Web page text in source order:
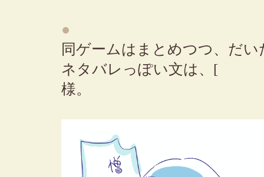
●
同ゲームはまとめつつ、だ
ネタバレっぽい文は、[
様。